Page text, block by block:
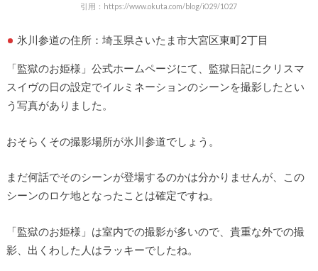
引用：https://www.okuta.com/blog/i029/1027
氷川参道の住所：埼玉県さいたま市大宮区東町2丁目
「監獄のお姫様」公式ホームページにて、監獄日記にクリスマ
スイヴの日の設定でイルミネーションのシーンを撮影したとい
う写真がありました。
おそらくその撮影場所が氷川参道でしょう。
まだ何話でそのシーンが登場するのかは分かりませんが、この
シーンのロケ地となったことは確定ですね。
「監獄のお姫様」は室内での撮影が多いので、貴重な外での撮
影、出くわした人はラッキーでしたね。